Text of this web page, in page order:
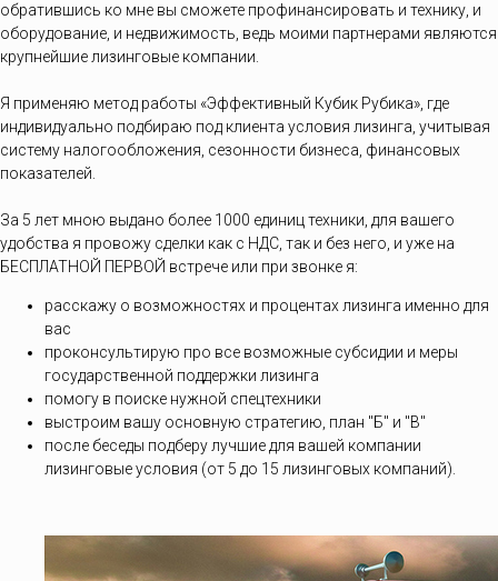
обратившись ко мне вы сможете профинансировать и технику, и
оборудование, и недвижимость, ведь моими партнерами являются
крупнейшие лизинговые компании.
Я применяю метод работы «Эффективный Кубик Рубика», где
индивидуально подбираю под клиента условия лизинга, учитывая
систему налогообложения, сезонности бизнеса, финансовых
показателей.
За 5 лет мною выдано более 1000 единиц техники, для вашего
удобства я провожу сделки как с НДС, так и без него, и уже на
БЕСПЛАТНОЙ ПЕРВОЙ встрече или при звонке я:
расскажу о возможностях и процентах лизинга именно для
вас
проконсультирую про все возможные субсидии и меры
государственной поддержки лизинга
помогу в поиске нужной спецтехники
выстроим вашу основную стратегию, план "Б" и "В"
после беседы подберу лучшие для вашей компании
лизинговые условия (от 5 до 15 лизинговых компаний).